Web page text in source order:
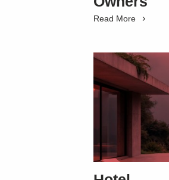
Read More